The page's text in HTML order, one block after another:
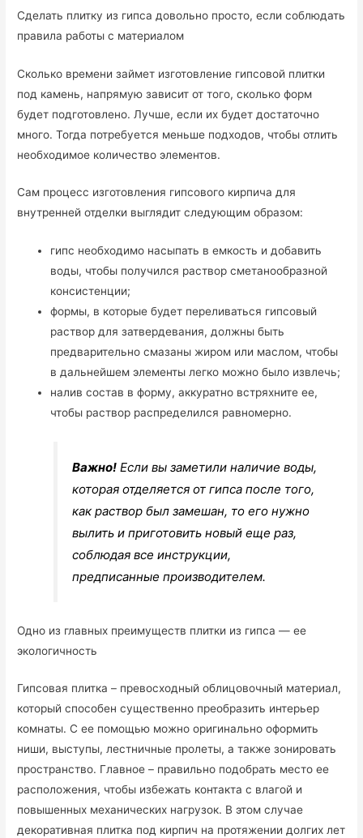
Сделать плитку из гипса довольно просто, если соблюдать
правила работы с материалом
Сколько времени займет изготовление гипсовой плитки
под камень, напрямую зависит от того, сколько форм
будет подготовлено. Лучше, если их будет достаточно
много. Тогда потребуется меньше подходов, чтобы отлить
необходимое количество элементов.
Сам процесс изготовления гипсового кирпича для
внутренней отделки выглядит следующим образом:
гипс необходимо насыпать в емкость и добавить
воды, чтобы получился раствор сметанообразной
консистенции;
формы, в которые будет переливаться гипсовый
раствор для затвердевания, должны быть
предварительно смазаны жиром или маслом, чтобы
в дальнейшем элементы легко можно было извлечь;
налив состав в форму, аккуратно встряхните ее,
чтобы раствор распределился равномерно.
Важно! Если вы заметили наличие воды,
которая отделяется от гипса после того,
как раствор был замешан, то его нужно
вылить и приготовить новый еще раз,
соблюдая все инструкции,
предписанные производителем.
Одно из главных преимуществ плитки из гипса — ее
экологичность
Гипсовая плитка – превосходный облицовочный материал,
который способен существенно преобразить интерьер
комнаты. С ее помощью можно оригинально оформить
ниши, выступы, лестничные пролеты, а также зонировать
пространство. Главное – правильно подобрать место ее
расположения, чтобы избежать контакта с влагой и
повышенных механических нагрузок. В этом случае
декоративная плитка под кирпич на протяжении долгих лет